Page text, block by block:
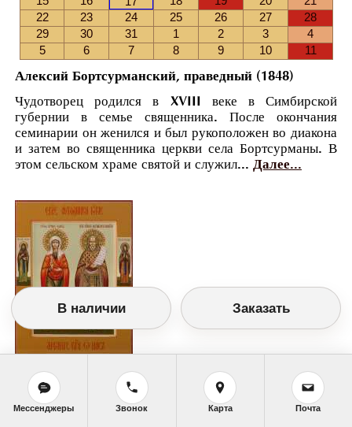
22
23 24 25 26 27
28
29
30 31 1 2 3
4
5
6 7 8 9 10 11
Алексий Бортсурманский, праведный (1848)
Чудотворец родился в XVIII веке в Симбирской
губернии в семье священника. После окончания
семинарии он женился и был рукоположен во диакона
и затем во священника церкви села Бортсурманы. В
этом сельском храме святой и служил... Далее...
Православный календарь
<<Среда, 17 Августа (4 Августа по старому
стилю)
>>
В наличии Заказать
Мессенджеры Звонок Карта Почта